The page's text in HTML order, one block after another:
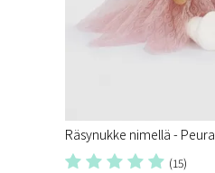
Räsynukke nimellä - Peura
(15)